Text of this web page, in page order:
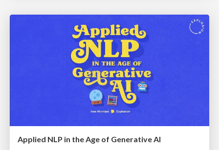
Applied NLP in the Age of Generative AI